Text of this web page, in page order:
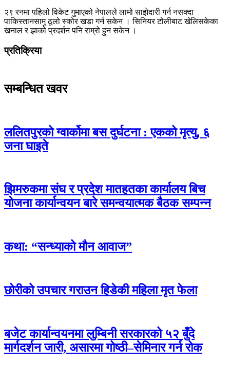
२९ रनमा पहिलो विकेट गुमाएको नेपालले लामो साझेदारी गर्न नसक्दा
पाकिस्तानसामु ठूलो स्कोर खडा गर्न सकेन । सिनियर टोलीबाट खेलिसकेका
खनाल र झाको प्रदर्शन पनि राम्रो हुन सकेन ।
प्रतिक्रिया
सम्बन्धित खवर
ललितपुरको ग्वार्कोमा बस दुर्घटना : एकको मृत्यु, ६
जना घाइते
झिमरुकमा संघ र प्रदेश मातहतका कार्यालय बिच
योजना कार्यान्वयन बारे समन्वयात्मक बैठक सम्पन्न
कथा: “सन्ध्याको मौन आवाज”
छोरीको उपचार गराउन हिडेकी महिला मृत फेला
बजेट कार्यान्वयनमा लुम्बिनी सरकारको ५२ बुँदे
मार्गदर्शन जारी, असारमा गोष्ठी–सेमिनार गर्न रोक